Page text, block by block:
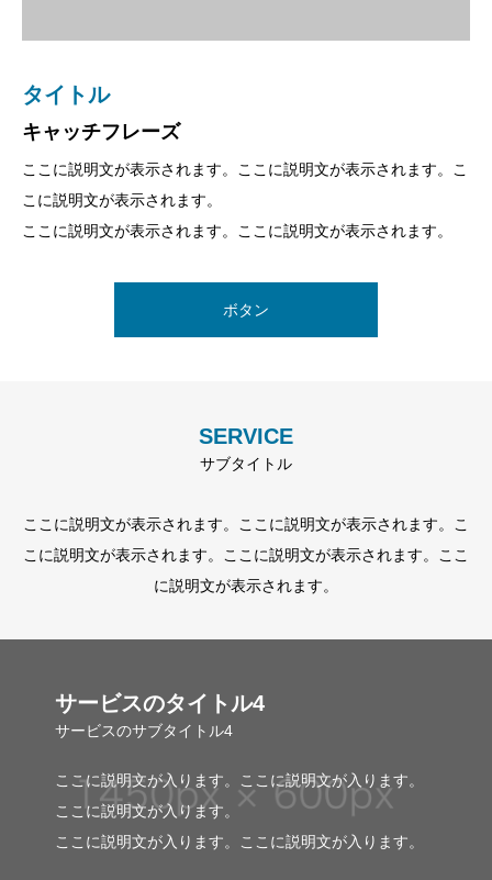
タイトル
キャッチフレーズ
ここに説明文が表示されます。ここに説明文が表示されます。こ
こに説明文が表示されます。
ここに説明文が表示されます。ここに説明文が表示されます。
ボタン
タイトル
キャッチフレーズ
ここに説明文が表示されます。ここに説明文が表示されます。こ
こに説明文が表示されます。
ここに説明文が表示されます。ここに説明文が表示されます。
ボタン
タイトル
キャッチフレーズ
ここに説明文が表示されます。ここに説明文が表示されます。こ
こに説明文が表示されます。
ここに説明文が表示されます。ここに説明文が表示されます。
ボタン
SERVICE
サブタイトル
ここに説明文が表示されます。ここに説明文が表示されます。こ
こに説明文が表示されます。ここに説明文が表示されます。ここ
に説明文が表示されます。
サービスのタイトル4
サービスのサブタイトル4
ここに説明文が入ります。ここに説明文が入ります。
ここに説明文が入ります。
ここに説明文が入ります。ここに説明文が入ります。